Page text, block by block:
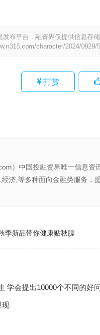
布平台，融资界仅提供信息存
character/2024/0929/
打赏
）中国投融资界唯一信息
济,等多种面向金融类服务，
季新品带你健康贴秋膘
学会提出10000个不同的好
现